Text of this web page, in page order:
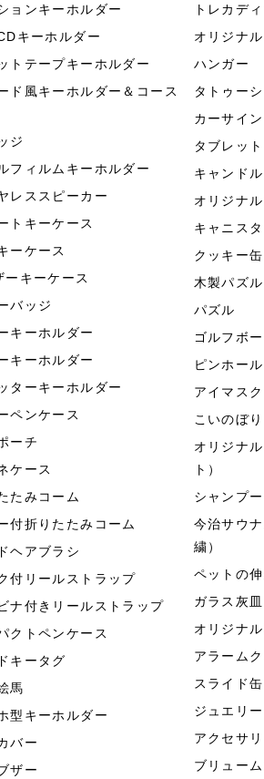
ョンキーホルダー
キーホルダー
トテープキーホルダー
ド風キーホルダー＆コース
ジ
フィルムキーホルダー
レススピーカー
トキーケース
ーケース
ーキーケース
バッジ
キーホルダー
キーホルダー
ターキーホルダー
ペンケース
ーチ
ケース
たみコーム
付折りたたみコーム
ヘアブラシ
付リールストラップ
ナ付きリールストラップ
クトペンケース
キータグ
馬
型キーホルダー
バー
ザー
トレカデ
オリジナ
ハンガー
タトゥー
カーサイン
タブレッ
キャンドル
オリジナ
キャニス
クッキー缶
木製パズル
パズル
ゴルフボ
ピンホー
アイマスク
こいのぼり
オリジナ
ト）
シャンプ
今治サウ
繍）
ペットの
ガラス灰皿
オリジナ
アラーム
スライド
ジュエリ
アクセサ
ブリュー